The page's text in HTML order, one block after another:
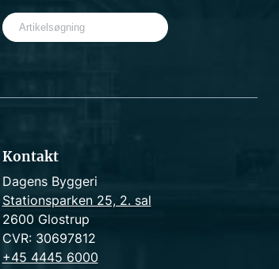
S
e
c
Kontakt
Dagens Byggeri
Stationsparken 25, 2. sal
2600 Glostrup
CVR: 30697812
+45 4445 6000